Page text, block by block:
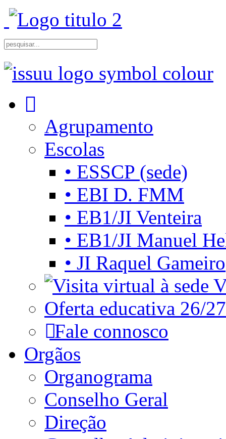
Agrupamento
Escolas
• ESSCP (sede)
• EBI D. FMM
• EB1/JI Venteira
• EB1/JI Manuel
• JI Raquel Gameiro
Oferta educativa 26/27
Fale connosco
Orgãos
Organograma
Conselho Geral
Direção